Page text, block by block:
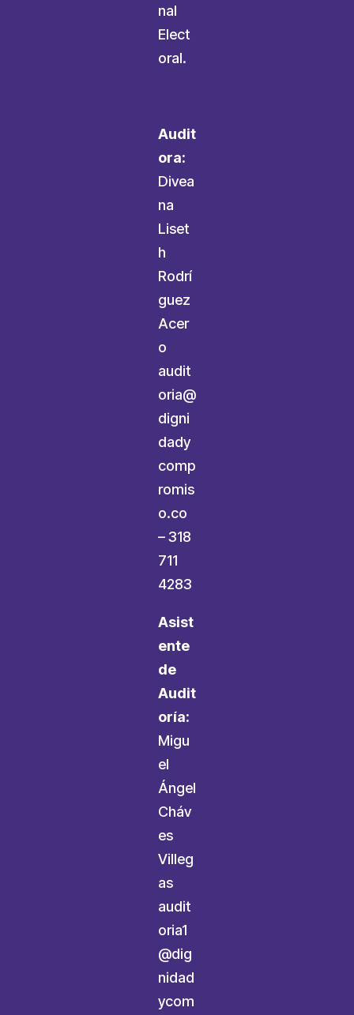
nal
Elect
oral.
Audit
ora:
Divea
na
Liset
h
Rodrí
guez
Acer
o
audit
oria@
digni
dady
comp
romis
o.co
–318
711
4283
Asist
ente
de
Audit
oría:
Migu
el
Ángel
Cháv
es
Villeg
as
audit
oria1
@dig
nidad
ycom